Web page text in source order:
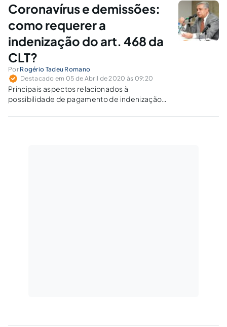
Coronavírus e demissões:
como requerer a
indenização do art. 468 da
CLT?
Por Rogério Tadeu Romano
Destacado em 05 de Abril de 2020 às 09:20
Principais aspectos relacionados à
possibilidade de pagamento de indenização